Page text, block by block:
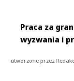
Praca za
wyzwania i
utworzone przez